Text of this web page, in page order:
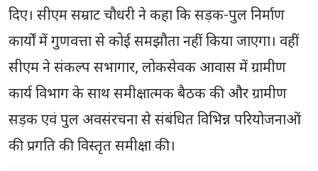
दिए। सीएम सम्राट चौधरी ने कहा कि सड़क-पुल निर्माण
कार्यों में गुणवत्ता से कोई समझौता नहीं किया जाएगा। वहीं
सीएम ने संकल्प सभागार, लोकसेवक आवास में ग्रामीण
कार्य विभाग के साथ समीक्षात्मक बैठक की और ग्रामीण
सड़क एवं पुल अवसंरचना से संबंधित विभिन्न परियोजनाओं
की प्रगति की विस्तृत समीक्षा की।